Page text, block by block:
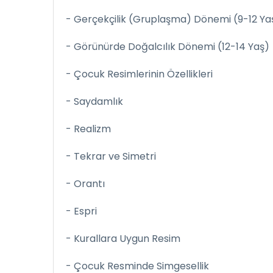
- Gerçekçilik (Gruplaşma) Dönemi (9-12
- Görünürde Doğalcılık Dönemi (12-14 Yaş)
- Çocuk Resimlerinin Özellikleri
- Saydamlık
- Realizm
- Tekrar ve Simetri
- Orantı
- Espri
- Kurallara Uygun Resim
- Çocuk Resminde Simgesellik